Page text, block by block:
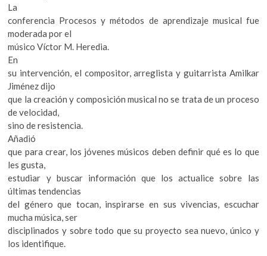
La
conferencia Procesos y métodos de aprendizaje musical fue
moderada por el
músico Víctor M. Heredia.
En
su intervención, el compositor, arreglista y guitarrista Amilkar
Jiménez dijo
que la creación y composición musical no se trata de un proceso
de velocidad,
sino de resistencia.
Añadió
que para crear, los jóvenes músicos deben definir qué es lo que
les gusta,
estudiar y buscar información que los actualice sobre las
últimas tendencias
del género que tocan, inspirarse en sus vivencias, escuchar
mucha música, ser
disciplinados y sobre todo que su proyecto sea nuevo, único y
los identifique.